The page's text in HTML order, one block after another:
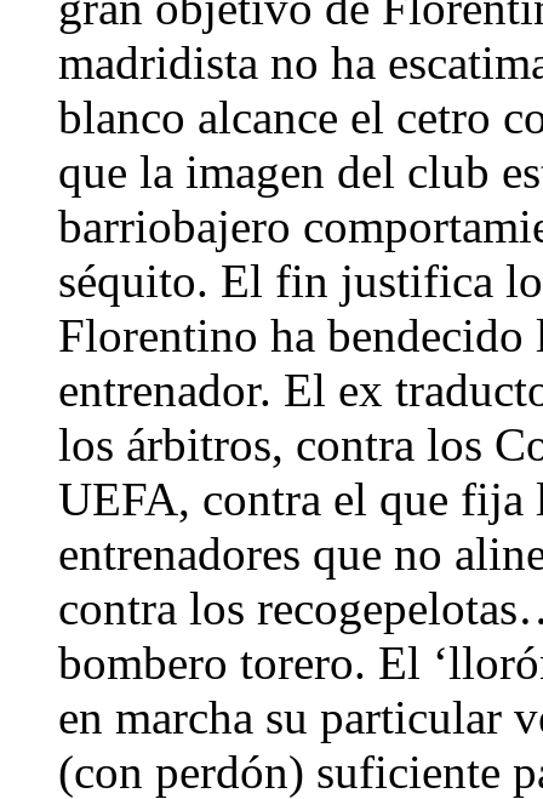
madridista no ha
blanco alcance el cetro
que la imagen del club
barriobajero
séquito. El fin justifica
Florentino ha
entrenador. El ex
los árbitros, contra los
UEFA, contra el que fija
entrenadores que no
contra los
bombero torero. El
en marcha su particular
(con perdón) suficiente